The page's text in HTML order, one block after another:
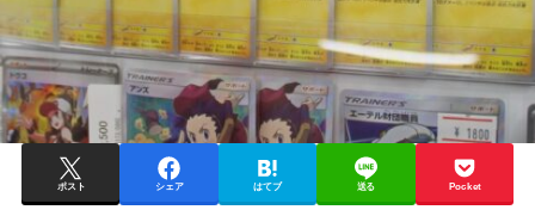
ポスト シェア はてブ 送る Pocket